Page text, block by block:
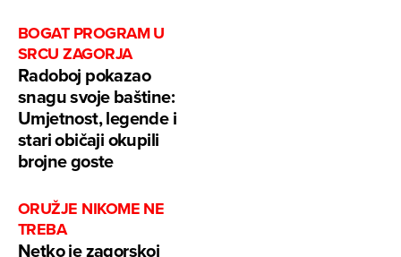
BOGAT PROGRAM U
SRCU ZAGORJA
Radoboj pokazao
snagu svoje baštine:
Umjetnost, legende i
stari običaji okupili
brojne goste
ORUŽJE NIKOME NE
TREBA
Netko je zagorskoj